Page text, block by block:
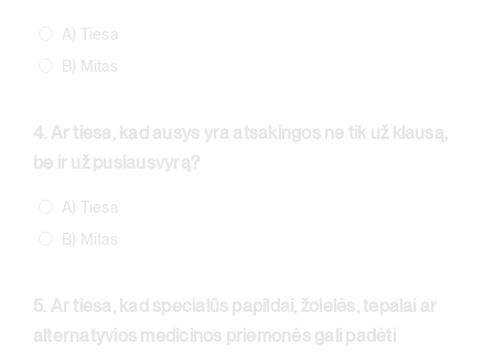
A) Tiesa
B) Mitas
4. Ar tiesa, kad ausys yra atsakingos ne tik už klausą,
be ir už pusiausvyrą?
A) Tiesa
B) Mitas
5. Ar tiesa, kad specialūs papildai, žolelės, tepalai ar
alternatyvios medicinos priemonės gali padėti